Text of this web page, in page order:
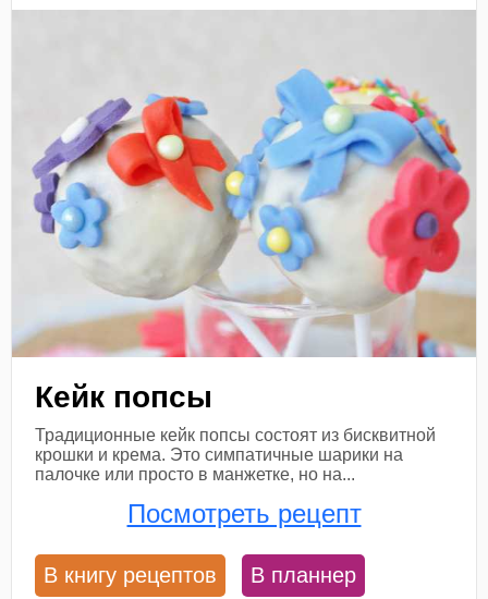
Кейк попсы
Традиционные кейк попсы состоят из бисквитной
крошки и крема. Это симпатичные шарики на
палочке или просто в манжетке, но на...
Посмотреть рецепт
В книгу рецептов В планнер